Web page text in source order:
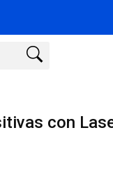
con